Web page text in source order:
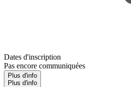
Dates d'inscription
Pas encore communiquées
Plus d'info
Plus d'info